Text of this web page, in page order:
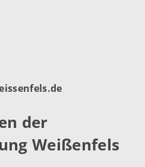
der
Weißenfels